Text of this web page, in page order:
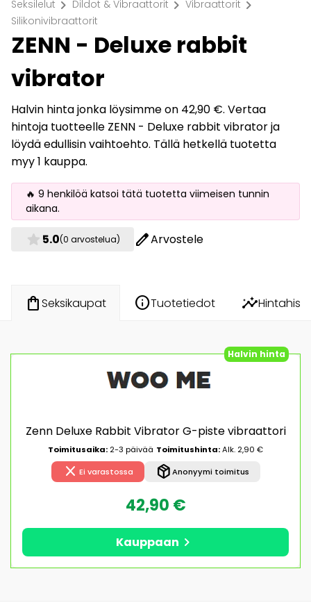
Seksilelut chevron_right Dildot & Vibraattorit chevron_right Vibraattorit chevron_right
Silikonivibraattorit
ZENN - Deluxe rabbit
vibrator
Halvin hinta jonka löysimme on 42,90 €. Vertaa
hintoja tuotteelle ZENN - Deluxe rabbit vibrator ja
löydä edullisin vaihtoehto. Tällä hetkellä tuotetta
myy 1 kauppa.
🔥 9 henkilöä katsoi tätä tuotetta viimeisen tunnin
aikana.
star 5.0(0 arvostelua) editArvostele
shopping_bagSeksikaupat infoTuotetiedot insights
Halvin hinta
Zenn Deluxe Rabbit Vibrator G-piste vibraattori
Toimitusaika: 2-3 päivää Toimitushinta:Alk. 2,90 €
close Ei varastossa package_2Anonyymi toimitus
42,90 €
Kauppaan chevron_right